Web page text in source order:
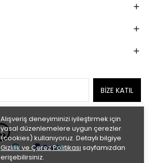
Alışveriş deneyiminizi iyileştirmek için
yasal düzenlemelere uygun çerezler
(cookies) kullanıyoruz. Detaylı bilgiye
Gizlilik ve Çerez Politikası sayfamızdan
erişebilirsiniz.
BİZE KATIL